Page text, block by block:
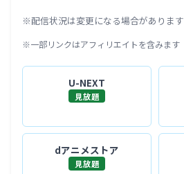
※配信状況は変更になる場合があります
※一部リンクはアフィリエイトを含みます
U-NEXT
見放題
dアニメストア
見放題